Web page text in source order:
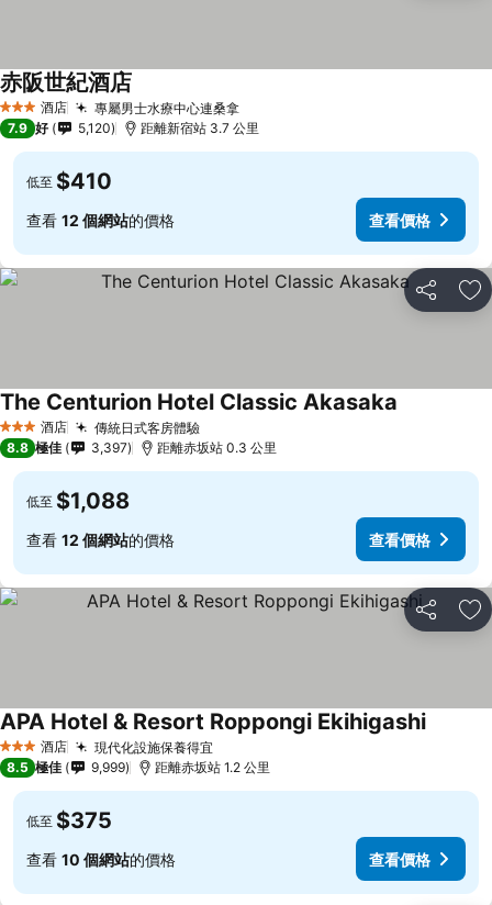
3 星級 酒店 專屬男士水療中心連桑拿查看價格
赤阪世紀酒店
7.9 好 5,120 距離新宿站 3.7 公里
低至 $410
查看 12 個網站的價格 查看價格
分享 放
3 星級 酒店 傳統日式客房體驗查看價格
The Centurion Hotel Classic Akasaka
8.8 極佳 3,397 距離赤坂站 0.3 公里
低至 $1,088
查看 12 個網站的價格 查看價格
分享 放
3 星級 酒店 現代化設施保養得宜查看價格
APA Hotel & Resort Roppongi Ekihigashi查看價
8.5 極佳 9,999 距離赤坂站 1.2 公里
低至 $375
查看 10 個網站的價格 查看價格